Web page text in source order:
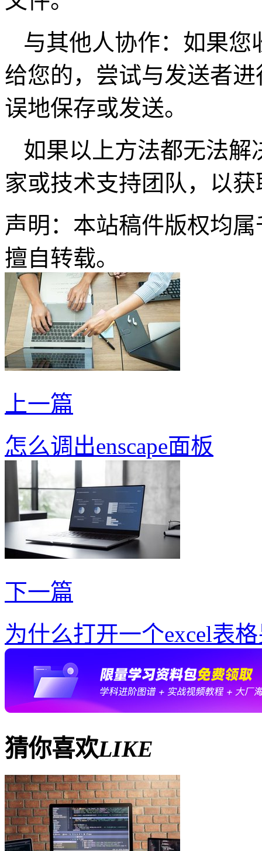
与其他人协作：如果您
给您的，尝试与发送者
误地保存或发送。
如果以上方法都无法解
家或技术支持团队，以
声明：本站稿件版权均
擅自转载。
上一篇
怎么调出enscape面板
下一篇
为什么打开一个excel表
猜你喜欢LIKE